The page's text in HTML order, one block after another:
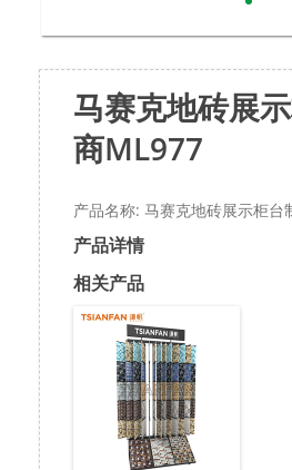
马赛克地砖展
商ML977
产品名称: 马赛克地砖展示柜台
产品详情
相关产品